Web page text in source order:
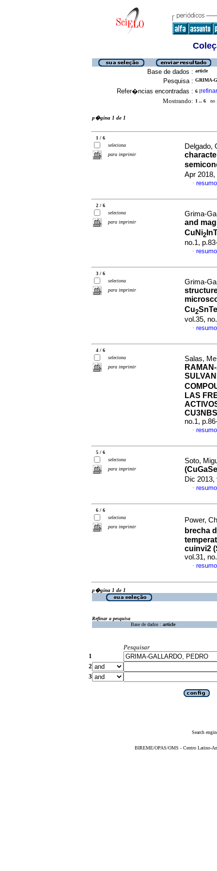
Base de dados : article
Pesquisa : GRIMA-
Refer�ncias encontradas : 6 [refinar
Mostrando: 1 .. 6 no
p�gina 1 de 1
1 / 6
seleciona
para imprimir
Delgado,
Apr 2018,
·
2 / 6
seleciona
para imprimir
Grima-
and
CuNi2
no.1,
·
3 / 6
seleciona
para imprimir
Grima-
Cu2SnTe
vol.35,
·
4 / 6
seleciona
para imprimir
Salas,
LAS
no.1,
·
5 / 6
seleciona
para imprimir
Soto,
(CuGaSe
Dic 2013,
·
6 / 6
seleciona
para imprimir
Power,
brecha
cuinvi2
vol.31,
·
p�gina 1 de 1
Refinar a pesquisa
Base de dados : article
Pesquisar
1
2
3
Search
BIREME/OPAS/OMS - Centro Latino-